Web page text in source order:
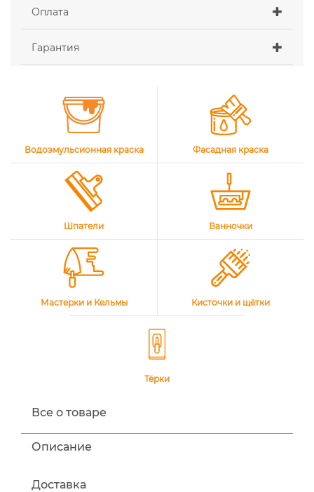
Оплата
Гарантия
Водоэмульсионная краска Фасадная краска
Шпатели Ванночки
Мастерки и Кельмы Кисточки и щётки
Тёрки
Все о товаре
Описание
Доставка